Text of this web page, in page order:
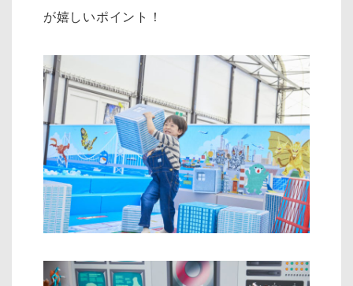
が嬉しいポイント！